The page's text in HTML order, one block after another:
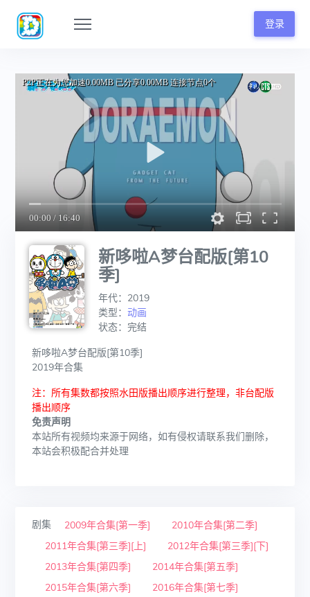
登录
新哆啦A梦台配版[第10
季]
年代：2019
类型： 动画
状态：完结
新哆啦A梦台配版[第10季]
2019年合集
注：所有集数都按照水田版播出顺序进行整理，非台配版
播出顺序
免责声明
本站所有视频均来源于网络，如有侵权请联系我们删除，
本站会积极配合并处理
剧集 2009年合集[第一季]
2010年合集[第二季]
2011年合集[第三季][上]
2012年合集[第三季][下]
2013年合集[第四季]
2014年合集[第五季]
2015年合集[第六季]
2016年合集[第七季]